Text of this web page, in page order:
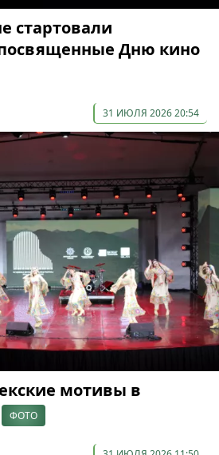
стартовали
Дню кино
31 ИЮЛЯ 2026 20:54
мотивы в
ФОТО